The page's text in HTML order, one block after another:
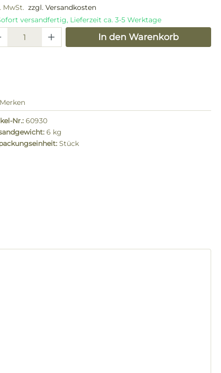
MwSt. zzgl. Versandkosten
versandfertig, Lieferzeit ca. 3-5 Werktage
Anzahl: Gib denIn den Warenkorb
Merken
Nr.: 60930
6 kg
Stück